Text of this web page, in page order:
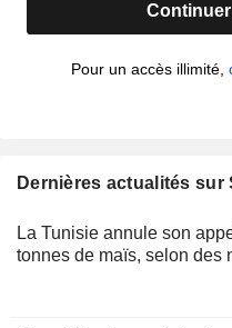
Continuer
Pour un accès illimité,
Dernières actualités sur
La Tunisie annule son
tonnes de maïs, selon des